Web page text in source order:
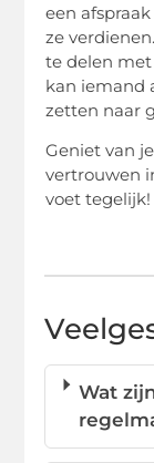
een
ze
te delen met
kan iemand
zetten naar
Geniet van
vertrouwen
voet tegelijk!
Wat